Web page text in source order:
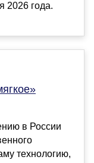
2026 года.
в России
технологию,